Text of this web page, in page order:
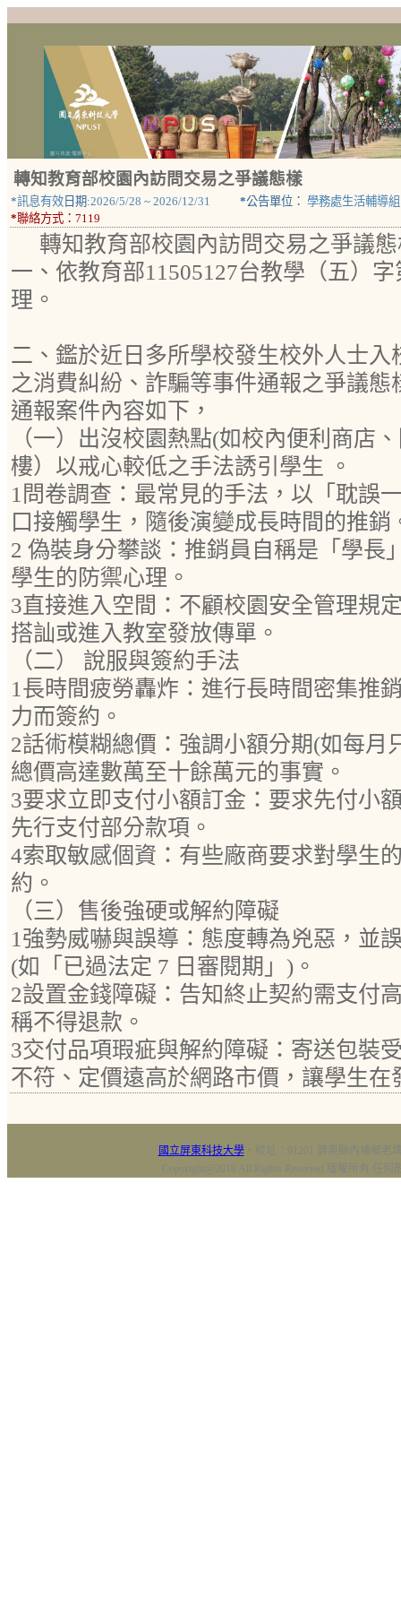
轉知教育部校園內訪問交易之爭議態樣
*訊息有效 日期:2026/5/28 ~ 2026/12/31 *公告單位： 學務處生活輔導組
*聯絡方式： 7119
轉知教育部校園內訪問交易之爭議
一、依教育部11505127台教學（五）
理。
二、鑑於近日多所學校發生校外人士
之消費糾紛、詐騙等事件通報之爭議
通報案件內容如下，
（一）出沒校園熱點(如校內便利商店
樓）以戒心較低之手法誘引學生 。
1問卷調查：最常見的手法，以「耽誤
口接觸學生，隨後演變成長時間的推銷
2 偽裝身分攀談：推銷員自稱是「學長
學生的防禦心理。
3直接進入空間：不顧校園安全管理規
搭訕或進入教室發放傳單。
（二） 說服與簽約手法
1長時間疲勞轟炸：進行長時間密集推
力而簽約。
2話術模糊總價：強調小額分期(如每月
總價高達數萬至十餘萬元的事實。
3要求立即支付小額訂金：要求先付小
先行支付部分款項。
4索取敏感個資：有些廠商要求對學生
約。
（三）售後強硬或解約障礙
1強勢威嚇與誤導：態度轉為兇惡，並
(如「已過法定 7 日審閱期」)。
2設置金錢障礙：告知終止契約需支付
稱不得退款。
3交付品項瑕疵與解約障礙：寄送包裝
不符、定價遠高於網路市價，讓學生在
國立屏東科技大學‧校址：91201 屏東縣內埔鄉老